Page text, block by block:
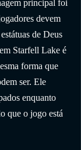
principal foi
devem
de Deus
Starfell Lake é
forma que
ser. Ele
enquanto
que o jogo está